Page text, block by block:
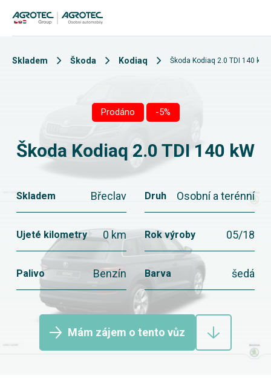
Skladem Škoda Kodiaq Škoda Kodiaq 2.0 TDI 140 kW
Prodáno -5%
Škoda Kodiaq 2.0 TDI 140 kW
Skladem Břeclav Druh Osobní a terénní
Ujeté kilometry 0 km Rok výroby 05/18
Palivo Benzín Barva šedá
Mám zájem o tento vůz